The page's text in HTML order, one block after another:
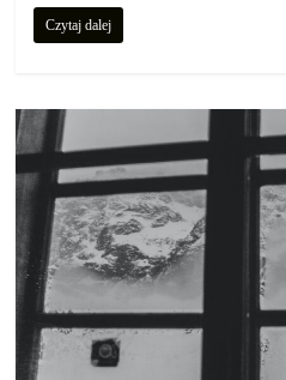
Czytaj dalej